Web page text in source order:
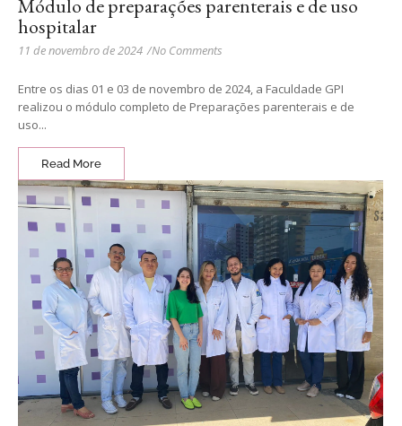
Módulo de preparações parenterais e de uso
hospitalar
11 de novembro de 2024 /No Comments
Entre os dias 01 e 03 de novembro de 2024, a Faculdade GPI
realizou o módulo completo de Preparações parenterais e de
uso...
Read More